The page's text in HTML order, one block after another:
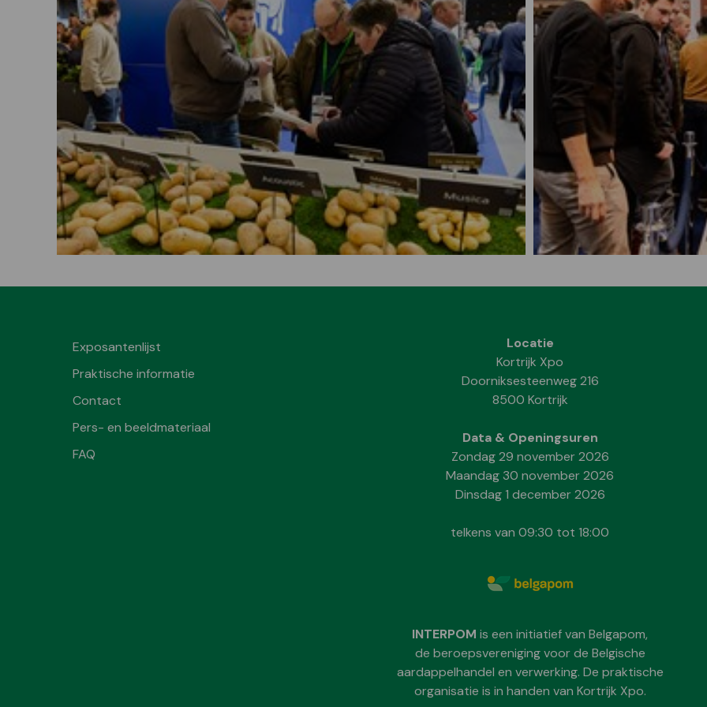
Exposantenlijst
Praktische informatie
Contact
Pers- en beeldmateriaal
FAQ
Locatie
Kortrijk Xpo
Doorniksesteenweg 216
8500 Kortrijk
Data & Openingsuren
Zondag 29 november 2026
Maandag 30 november 2026
Dinsdag 1 december 2026
telkens van 09:30 tot 18:00
INTERPOMis een initiatief van Belgapom,
de beroepsvereniging voor de Belgische
aardappelhandel en verwerking. De praktische
organisatie is in handen van Kortrijk Xpo.